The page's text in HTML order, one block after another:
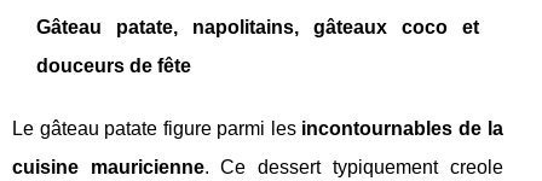
Gâteau patate, napolitains, gâteaux coco et
douceurs de fête
Le gâteau patate figure parmi les incontournables de la
cuisine mauricienne. Ce dessert typiquement creole